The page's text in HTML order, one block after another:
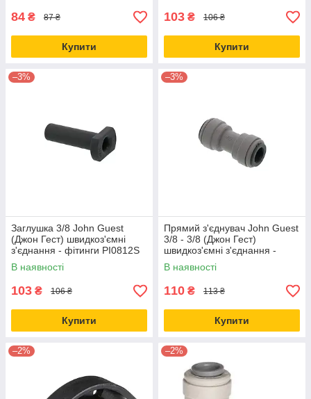
84 ₴ 87 ₴
Купити
103 ₴ 106 ₴
Купити
–3%
Заглушка 3/8 John Guest
(Джон Гест) швидкоз'ємні
з'єднання - фітинги PI0812S
В наявності
103 ₴ 106 ₴
Купити
–3%
Прямий з'єднувач John Guest
3/8 - 3/8 (Джон Гест)
швидкоз'ємні з'єднання -
фітинги PI0412S
В наявності
110 ₴ 113 ₴
Купити
–2% –2%